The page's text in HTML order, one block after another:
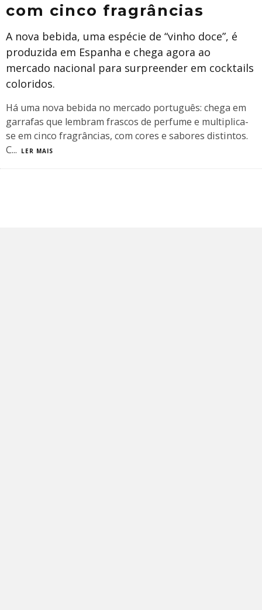
com cinco fragrâncias
A nova bebida, uma espécie de “vinho doce”, é
produzida em Espanha e chega agora ao
mercado nacional para surpreender em cocktails
coloridos.
Há uma nova bebida no mercado português: chega em
garrafas que lembram frascos de perfume e multiplica-
se em cinco fragrâncias, com cores e sabores distintos.
C... LER MAIS